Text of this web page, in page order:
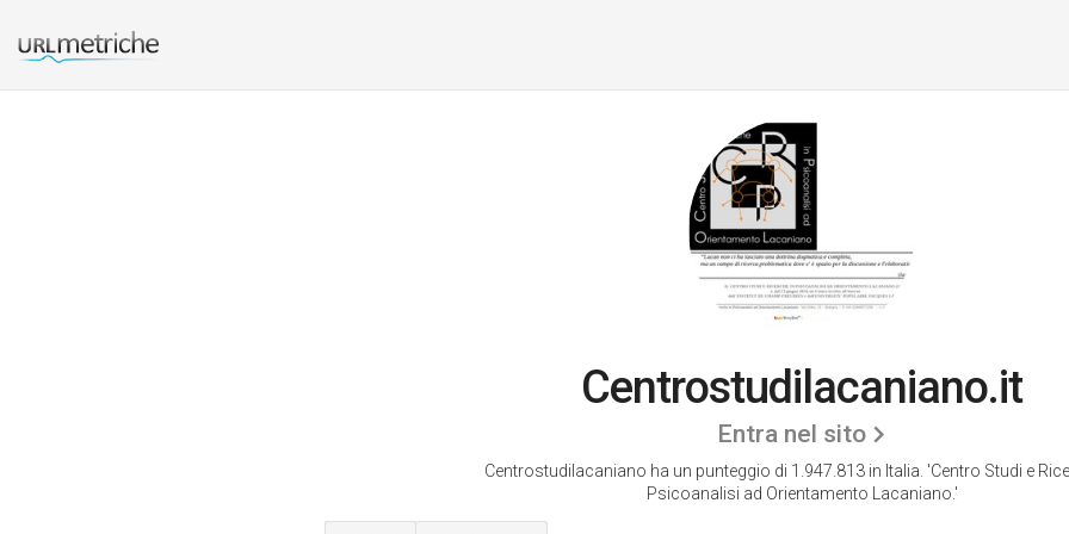
Centrostudilacaniano.it
Entra nel sito
Centrostudilacaniano ha un punteggio di 1.947.813 in Italia. 'Centro Studi e
Psicoanalisi ad Orientamento Lacaniano.'